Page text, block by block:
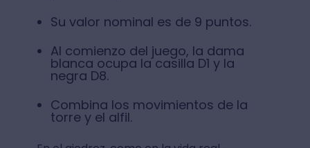
Su valor nominal es de 9 puntos.
Al comienzo del juego, la dama
blanca ocupa la casilla D1 y la
negra D8.
Combina los movimientos de la
torre y el alfil.